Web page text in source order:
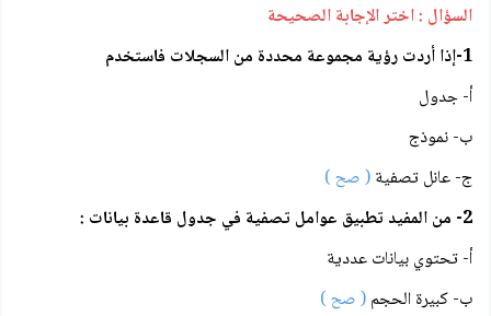
السؤال : اختر الإجابة الصحيحة
1-إذا أردت رؤية مجموعة محددة من السجلات فاستخدم
أ- جدول
ب- نموذج
ج- عانل تصفية( صح )
2- من المفيد تطبيق عوامل تصفية في جدول قاعدة بيانات :
أ- تحتوي بيانات عددية
ب- كبيرة الحجم( صح )